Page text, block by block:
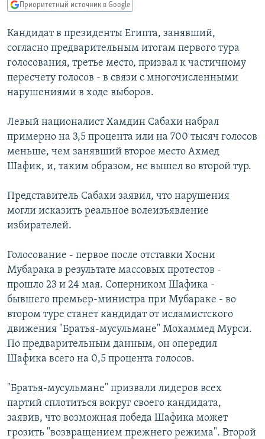
Вернутся
поиску
КАВКАЗ.РЕАЛИИ
СЕВЕР.РЕАЛИИ
СИБИРЬ.РЕАЛИИ
РАСПИСАНИЕ ВЕЩАНИЯ
ПОДПИШИТЕСЬ НА РАССЫЛКУ
СОЦИАЛЬНЫЕ СЕТИ
Все сайты РСЕ/РС
Приоритетный источник в Google
Кандидат в президенты Египта, занявший,
согласно предварительным итогам первого тура
голосования, третье место, призвал к частичному
пересчету голосов - в связи с многочисленными
нарушениями в ходе выборов.
Левый националист Хамдин Сабахи набрал
примерно на 3,5 процента или на 700 тысяч голосов
меньше, чем занявший второе место Ахмед
Шафик, и, таким образом, не вышел во второй тур.
Представитель Сабахи заявил, что нарушения
могли исказить реальное волеизъявление
избирателей.
Голосование - первое после отставки Хосни
Мубарака в результате массовых протестов -
прошло 23 и 24 мая. Соперником Шафика -
бывшего премьер-министра при Мубараке - во
втором туре станет кандидат от исламистского
движения "Братья-мусульмане" Мохаммед Мурси.
По предварительным данным, он опередил
Шафика всего на 0,5 процента голосов.
"Братья-мусульмане" призвали лидеров всех
партий сплотиться вокруг своего кандидата,
заявив, что возможная победа Шафика может
грозить "возвращением прежнего режима". Второй